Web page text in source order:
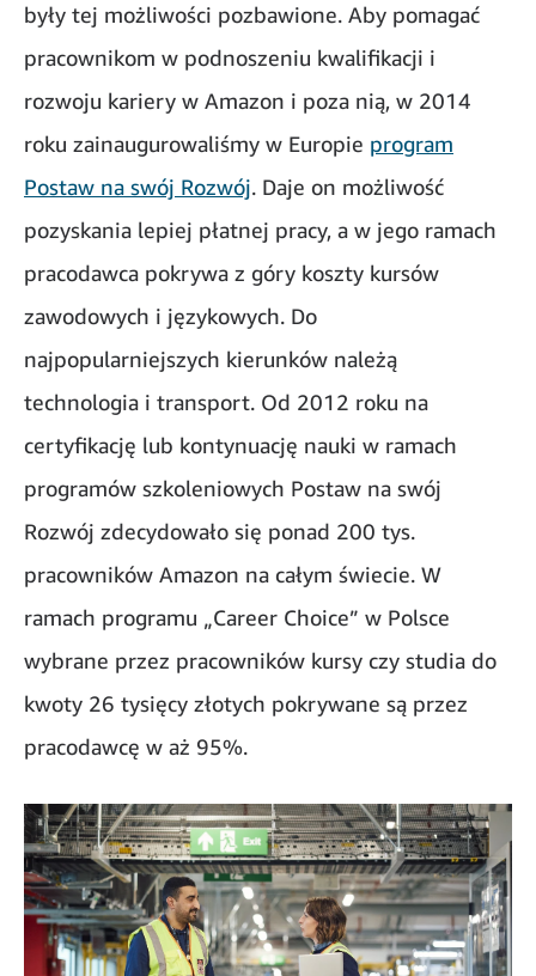
były tej możliwości pozbawione. Aby pomagać
pracownikom w podnoszeniu kwalifikacji i
rozwoju kariery w Amazon i poza nią, w 2014
roku zainaugurowaliśmy w Europie program
Postaw na swój Rozwój. Daje on możliwość
pozyskania lepiej płatnej pracy, a w jego ramach
pracodawca pokrywa z góry koszty kursów
zawodowych i językowych. Do
najpopularniejszych kierunków należą
technologia i transport. Od 2012 roku na
certyfikację lub kontynuację nauki w ramach
programów szkoleniowych Postaw na swój
Rozwój zdecydowało się ponad 200 tys.
pracowników Amazon na całym świecie. W
ramach programu „Career Choice” w Polsce
wybrane przez pracowników kursy czy studia do
kwoty 26 tysięcy złotych pokrywane są przez
pracodawcę w aż 95%.